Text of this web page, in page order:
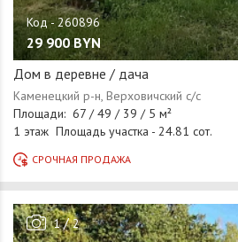
29 900 BYN
Дом в деревне / дача
1/2